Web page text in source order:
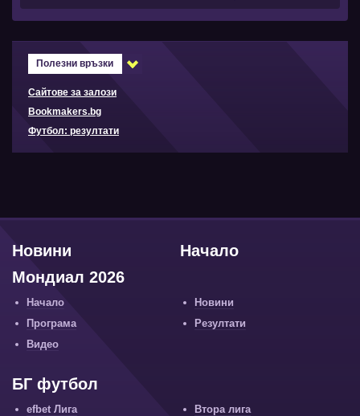
Полезни връзки
Сайтове за залози
Bookmakers.bg
Футбол: резултати
Начало
Новини
Мондиал 2026
Начало
Новини
Програма
Резултати
Видео
БГ футбол
efbet Лига
Втора лига